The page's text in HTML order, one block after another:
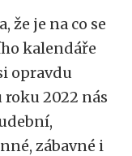
že je na co se
kalendáře
opravdu
roku 2022 nás
zábavné i